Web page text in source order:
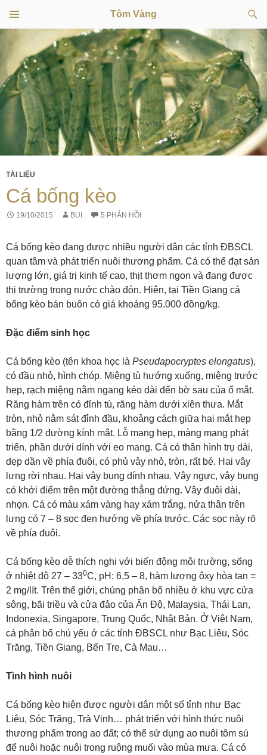
Tôm Vàng
kiếm
NỘI
DUNG
TÀI LIỆU
Cá bống kèo
19/10/2015 BUI 5 PHẢN HỒI
Cá bống kèo đang được nhiều người dân các tỉnh ĐBSCL
quan tâm và phát triển nuôi thương phẩm. Cá có thể đạt sản
lượng lớn, giá trị kinh tế cao, thịt thơm ngon và đang được
thị trường trong nước chào đón. Hiện, tại Tiền Giang cá
bống kèo bán buôn có giá khoảng 95.000 đồng/kg.
Đặc điểm sinh học
Cá bống kèo (tên khoa học là Pseudapocryptes elongatus),
có đầu nhỏ, hình chóp. Miệng tù hướng xuống, miệng trước
hẹp, rạch miệng nằm ngang kéo dài đến bờ sau của ổ mắt.
Răng hàm trên có đỉnh tù, răng hàm dưới xiên thưa. Mắt
tròn, nhỏ nằm sát đỉnh đầu, khoảng cách giữa hai mắt hẹp
bằng 1/2 đường kính mắt. Lỗ mang hẹp, màng mang phát
triển, phần dưới dính với eo mang. Cá có thân hình trụ dài,
dẹp dần về phía đuôi, có phủ vảy nhỏ, tròn, rất bé. Hai vây
lưng rời nhau. Hai vây bụng dính nhau. Vây ngực, vây bụng
có khởi điểm trên một đường thẳng đứng. Vây đuôi dài,
nhọn. Cá có màu xám vàng hay xám trắng, nửa thân trên
lưng có 7 – 8 sọc đen hướng về phía trước. Các sọc này rõ
về phía đuôi.
Cá bống kèo dễ thích nghi với biến động môi trường, sống
ở nhiệt độ 27 – 330C, pH: 6,5 – 8, hàm lượng ôxy hòa tan =
2 mg/lít. Trên thế giới, chúng phân bố nhiều ở khu vực cửa
sông, bãi triều và cửa đảo của Ấn Độ, Malaysia, Thái Lan,
Indonexia, Singapore, Trung Quốc, Nhật Bản. Ở Việt Nam,
cá phân bố chủ yếu ở các tỉnh ĐBSCL như Bạc Liêu, Sóc
Trăng, Tiền Giang, Bến Tre, Cà Mau…
Tình hình nuôi
Cá bống kèo hiện được người dân một số tỉnh như Bạc
Liêu, Sóc Trăng, Trà Vinh… phát triển với hình thức nuôi
thương phẩm trong ao đất; có thể sử dụng ao nuôi tôm sú
để nuôi hoặc nuôi trong ruộng muối vào mùa mưa. Cá có